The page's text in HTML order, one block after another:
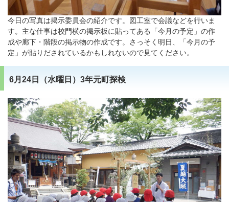
今日の写真は掲示委員会の紹介です。図工室で会議などを行いま
す。主な仕事は校門横の掲示板に貼ってある「今月の予定」の作
成や廊下・階段の掲示物の作成です。さっそく明日、「今月の予
定」が貼りだされているかもしれないので見てください。
6月24日（水曜日）3年元町探検